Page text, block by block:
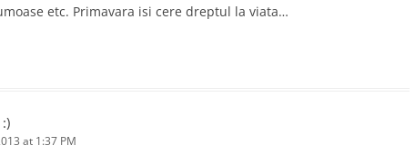
etc. Primavara isi cere dreptul la viata…
at 1:37 PM